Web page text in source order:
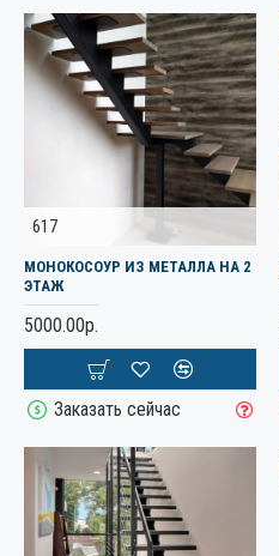
617
МОНОКОСОУР ИЗ МЕТАЛЛА НА 2
ЭТАЖ
5000.00р.
Заказать сейчас